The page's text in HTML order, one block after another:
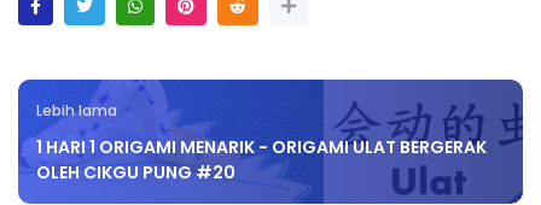
Lebih lama
1 HARI 1 ORIGAMI MENARIK - ORIGAMI ULAT BERGERAK
OLEH CIKGU PUNG #20